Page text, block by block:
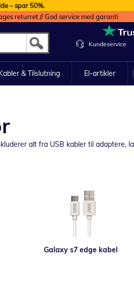
– spar 50%.
returret // God service med garanti
Kundeservice
& Tilslutning El-artikler
alt fra USB kabler til adaptere,
Galaxy s7 edge kabel